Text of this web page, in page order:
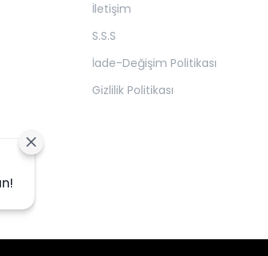
İletişim
S.S.S
İade-Değişim Politikası
Gizlilik Politikası